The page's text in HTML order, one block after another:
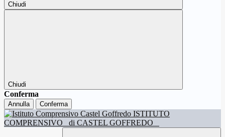
Chiudi
Chiudi
Conferma
Annulla Conferma
ISTITUTO
COMPRENSIVO
di CASTEL GOFFREDO